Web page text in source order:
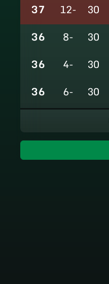
30
-12
37
30
-8
36
30
-4
36
30
-6
36
30
0
35